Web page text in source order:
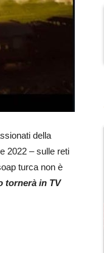
della
2022 – sulle reti
turca non è
tornerà in TV